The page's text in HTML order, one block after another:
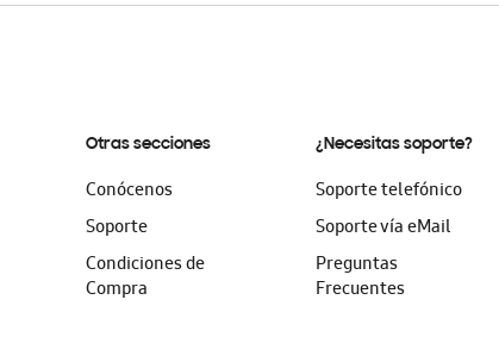
Otras secciones
Conócenos
Soporte
Condiciones de
Compra
¿Necesitas soporte?
Soporte telefónico
Soporte vía eMail
Preguntas
Frecuentes